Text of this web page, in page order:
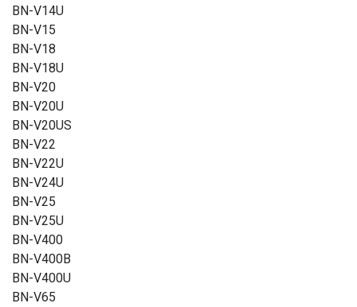
BN-V14U
BN-V15
BN-V18
BN-V18U
BN-V20
BN-V20U
BN-V20US
BN-V22
BN-V22U
BN-V24U
BN-V25
BN-V25U
BN-V400
BN-V400B
BN-V400U
BN-V65